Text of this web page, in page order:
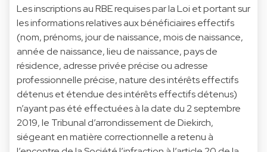
Les inscriptions au RBE requises par la Loi et portant sur
les informations relatives aux bénéficiaires effectifs
(nom, prénoms, jour de naissance, mois de naissance,
année de naissance, lieu de naissance, pays de
résidence, adresse privée précise ou adresse
professionnelle précise, nature des intérêts effectifs
détenus et étendue des intérêts effectifs détenus)
n’ayant pas été effectuées à la date du 2 septembre
2019, le Tribunal d’arrondissement de Diekirch,
siégeant en matière correctionnelle a retenu à